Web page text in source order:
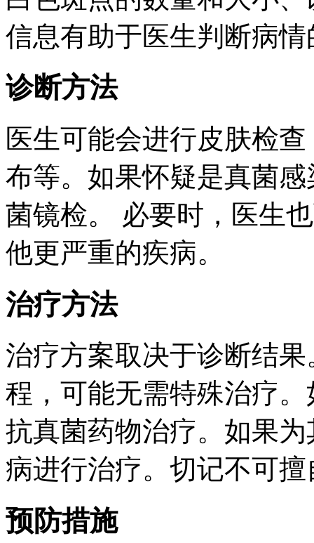
信息有助于医生判断病
诊断方法
医生可能会进行皮肤检
布等。如果怀疑是真菌
菌镜检。 必要时，医生
他更严重的疾病。
治疗方法
治疗方案取决于诊断结
程，可能无需特殊治疗
抗真菌药物治疗。如果
病进行治疗。切记不可
预防措施